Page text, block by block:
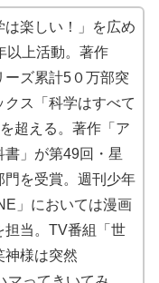
楽しい！」を広め
以上活動。著作
ーズ累計5０万部突
ス「科学はすべて
超える。著作「ア
書」が第49回・星
門を受賞。週刊少年
」においては漫画
担当。TV番組「世
神様は突然